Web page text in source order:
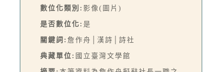
數位化類別: 影像(圖片)
是否數位化: 是
關鍵詞: 詹作舟│漢詩│詩社
典藏單位: 國立臺灣文學館